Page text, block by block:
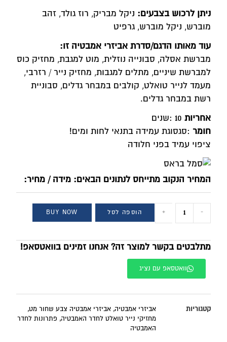
ניתן לרכוש בצבעים: ניקל מבריק, רוז גולד, זהב
מוברש, ניקל מוברש, גרפיט
עוד מאותו הדגם/סדרת אביזרי אמבטיה זו:
מברשת אסלה, סבונייה נוזלית, מוט למגבת, מחזיק כוס
למברשת שיניים, מתלים למגבות, מחזיק נייר / רזרבי,
מעמד לנייר טואלט, קולבים במבחר גדלים, סבוניית
רשת במבחר גדלים.
אחריות : 10שנים
חומר :סגסוגת עמידה בתנאי לחות ומים!
ציפוי עמיד בפני חלודה
המחיר הנקוב מתייחס לנתונים הבאים: מידה / מחיר:
-
+ הוספה לסל BUY NOW
מתלבטים בקשר למוצר זה? אנחנו זמינים בוואטסאפ!
וואטסאפ עם נציג
קטגוריות אביזרי אמבטיה,אביזרי אמבטיה צבע שחור מט,
מחזיקי נייר טואלט לחדר האמבטיה, פתרונות לחדר
האמבטיה